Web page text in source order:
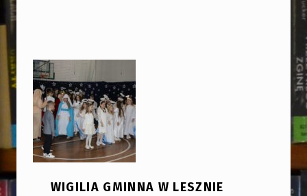
WIGILIA GMINNA W LESZNIE